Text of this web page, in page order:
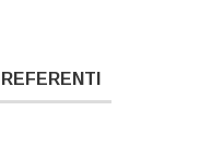
REFERENTI